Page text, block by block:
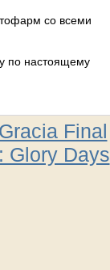
со всеми
по настоящему
Gracia Final
Days